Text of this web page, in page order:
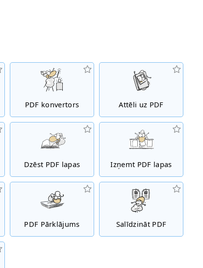
PDF konvertors Attēli uz PDF
Dzēst PDF lapas Izņemt PDF lapas
PDF Pārklājums Salīdzināt PDF